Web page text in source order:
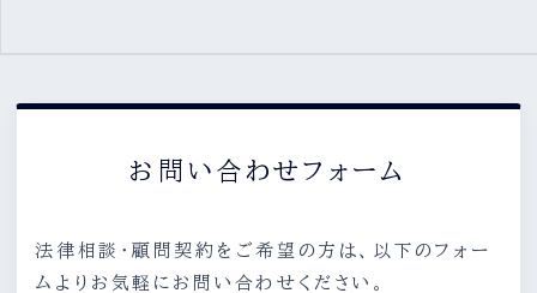
お問い合わせフォーム
法律相談・顧問契約をご希望の方は、以下のフォー
ムよりお気軽にお問い合わせください。